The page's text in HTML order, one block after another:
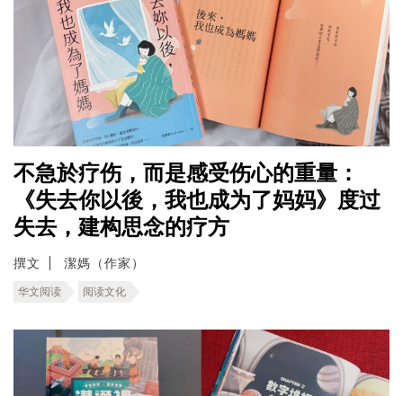
不急於疗伤，而是感受伤心的重量：
《失去你以後，我也成为了妈妈》度过
失去，建构思念的疗方
撰文 潔媽（作家）
华文阅读 阅读文化